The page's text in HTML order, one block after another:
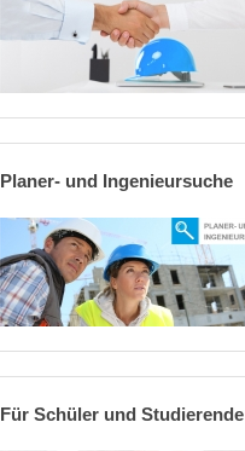
Planer- und Ingenieursuche
Für Schüler und Studierende